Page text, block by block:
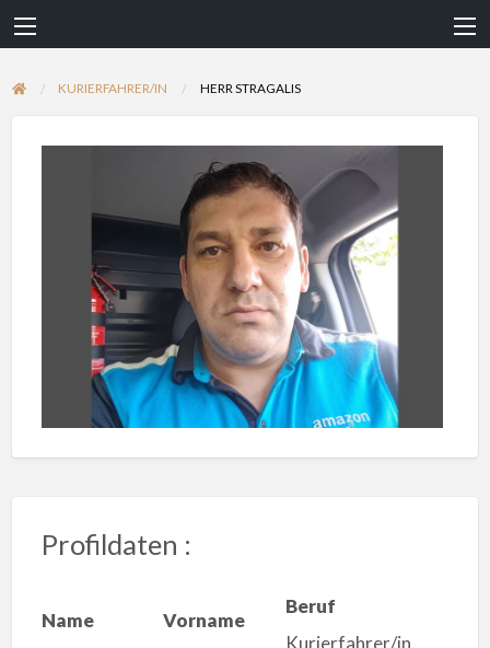
KURIERFAHRER/IN HERR STRAGALIS
Profildaten :
Name
Vorname
Beruf
Kurierfahrer/in,